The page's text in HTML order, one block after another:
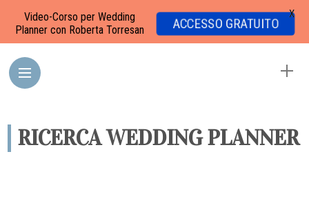
RICERCA WEDDING PLANNER
Video-Corso per Wedding
Planner con Roberta Torresan
ACCESSO GRATUITO
X